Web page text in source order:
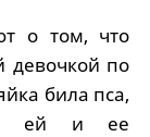
о том, что
девочкой по
била пса,
ей и ее